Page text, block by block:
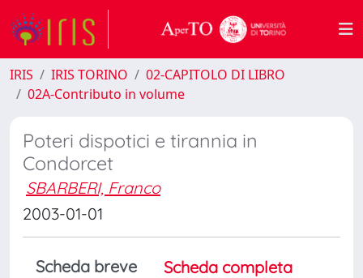
IRIS IRIS TORINO
02-CAPITOLO DI LIBRO
02A-Contributo in volume
Poteri dispotici e tirannia in
Condorcet
SBARBERI, Franco
2003-01-01
Scheda breve
Scheda completa